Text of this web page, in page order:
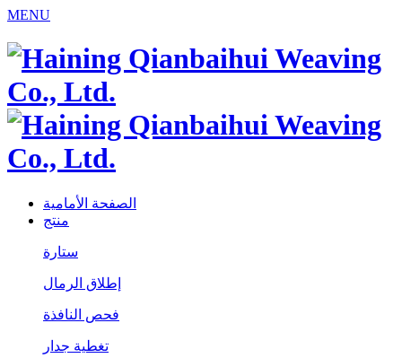
MENU
الصفحة الأمامية
منتج
ستارة
إطلاق الرمال
فحص النافذة
تغطية جدار